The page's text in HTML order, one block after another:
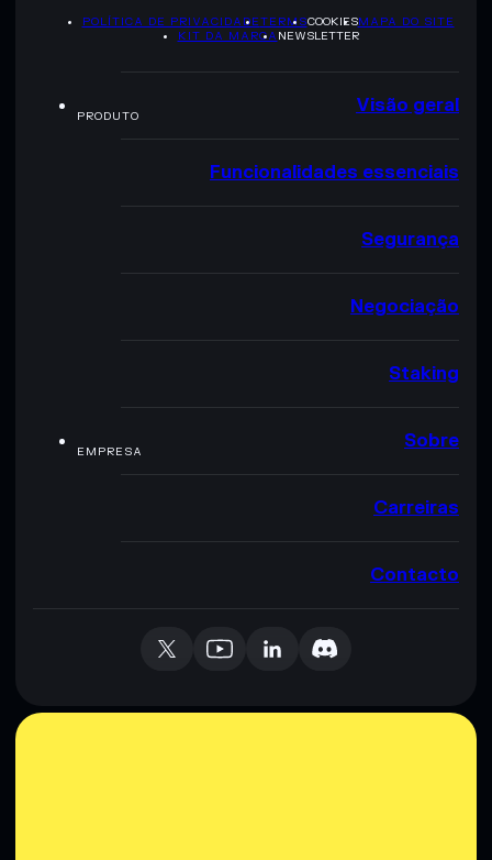
POLÍTICA DE PRIVACIDADETERMSCOOKIESMAPA DO SITE
KIT DA MARCA NEWSLETTER
PRODUTO Visão geral
Funcionalidades essenciais
Segurança
Negociação
Staking
EMPRESA Sobre
Carreiras
Contacto